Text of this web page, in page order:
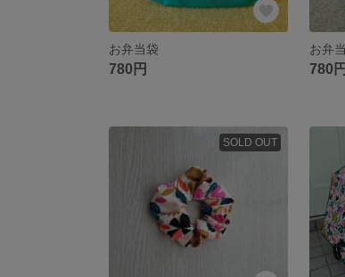
お弁当袋
780円
お弁
780円
SOLD OUT